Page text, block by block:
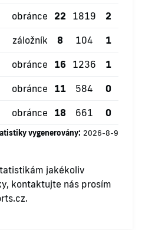
obránce 22 1819 2
záložník 8 104 1
obránce 16 1236 1
obránce 11 584 0
obránce 18 661 0
vygenerovány: 2026-8-9
jakékoliv
kontaktujte nás prosím
.